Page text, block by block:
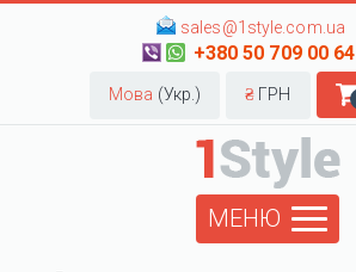
sales@1style.com.ua
+380 50 709 00 64
Мова (Укр.) ₴ ГРН
МЕНЮ